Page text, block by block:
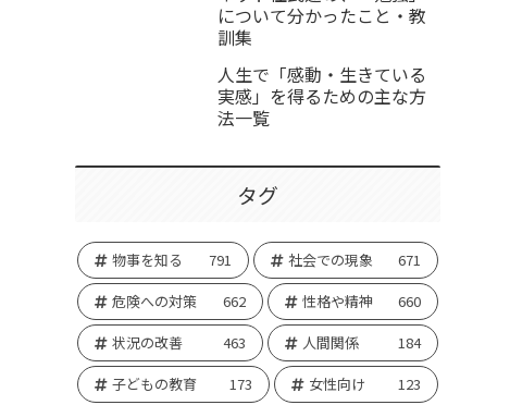
について分かったこと・教
訓集
人生で「感動・生きている
実感」を得るための主な方
法一覧
タグ
物事を知る 791 社会での現象
671
危険への対策
662 性格や精神
660
状況の改善
463 人間関係
184
子どもの教育
173 女性向け
123